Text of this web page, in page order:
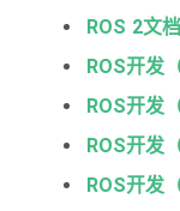
ROS 2文档
ROS开发
ROS开发
ROS开发
ROS开发